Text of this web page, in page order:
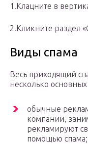
1.Клацните в
2.Кликните раздел
Виды спама
Весь приходящий
несколько
обычные
компании,
рекламируют
помощью спама;